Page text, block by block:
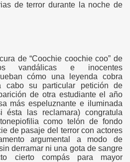
de terror durante la noche de
de “Coochie coochie coo” de
vandálicas e inocentes
cómo una leyenda cobra
cabo su particular petición de
de otra estudiante el año
más espeluznante e iluminada
ésta las reclamara) congratula
como telón de fondo
de pasaje del terror con actores
argumental a modo de
derramar ni una gota de sangre
cierto compás para mayor